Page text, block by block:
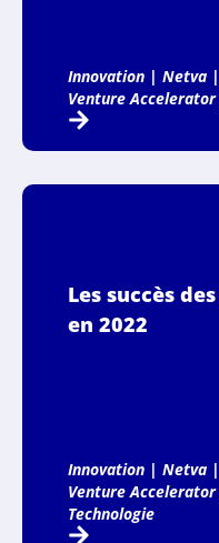
Innovation| Netva|
Venture Accelerator
Les succès
en 2022
Innovation| Netva|
Venture Accelerator
Technologie